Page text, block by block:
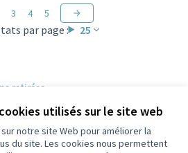
utilisés sur le site web
notre site Web pour améliorer la
du site. Les cookies nous permettent
par page : 25
3 4 5
retirées